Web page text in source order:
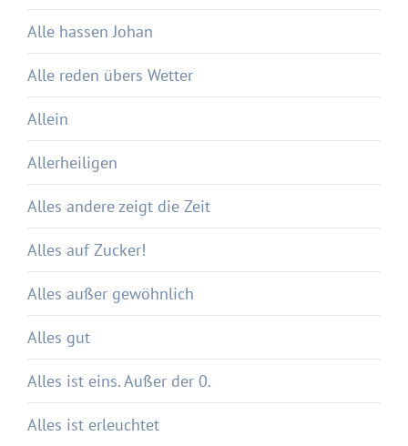
Alle hassen Johan
Alle reden übers Wetter
Allein
Allerheiligen
Alles andere zeigt die Zeit
Alles auf Zucker!
Alles außer gewöhnlich
Alles gut
Alles ist eins. Außer der 0.
Alles ist erleuchtet